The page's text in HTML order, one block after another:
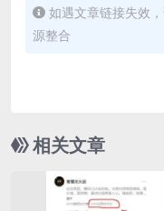
如遇文章链接失效
源整合
相关文章